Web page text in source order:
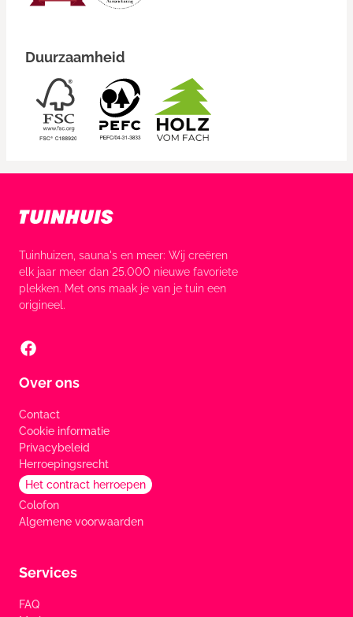
Duurzaamheid
Tuinhuizen, sauna's en meer: Wij creëren
elk jaar meer dan 25.000 nieuwe favoriete
plekken. Met ons maak je van je tuin een
origineel.
Over ons
Contact
Cookie informatie
Privacybeleid
Herroepingsrecht
Het contract herroepen
Colofon
Algemene voorwaarden
Services
FAQ